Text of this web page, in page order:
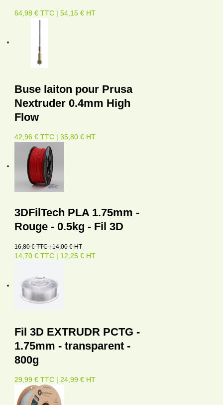
64,98 € TTC | 54,15 € HT
Buse laiton pour Prusa
Nextruder 0.4mm High
Flow
42,96 € TTC | 35,80 € HT
3DFilTech PLA 1.75mm -
Rouge - 0.5kg - Fil 3D
16,80 € TTC | 14,00 € HT
14,70 € TTC | 12,25 € HT
Fil 3D EXTRUDR PCTG -
1.75mm - transparent -
800g
29,99 € TTC | 24,99 € HT